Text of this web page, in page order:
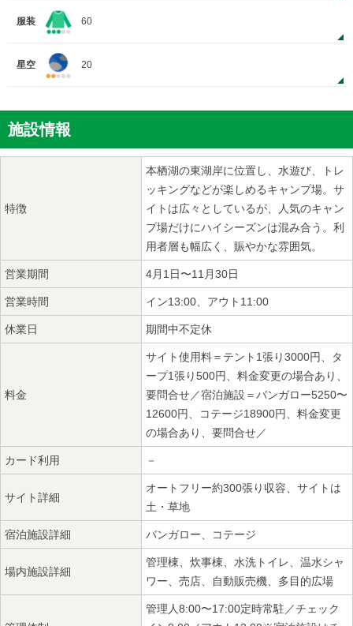
服装 60
星空 20
施設情報
特徴
本栖湖の東湖岸に位置し、水遊び、トレ
ッキングなどが楽しめるキャンプ場。サ
イトは広々としているが、人気のキャン
プ場だけにハイシーズンは混み合う。利
用者層も幅広く、賑やかな雰囲気。
営業期間 4月1日〜11月30日
営業時間 イン13:00、アウト11:00
休業日 期間中不定休
料金
サイト使用料＝テント1張り3000円、タ
ープ1張り500円、料金変更の場合あり、
要問合せ／宿泊施設＝バンガロー5250〜
12600円、コテージ18900円、料金変更
の場合あり、要問合せ／
カード利用 －
サイト詳細
オートフリー約300張り収容、サイトは
土・草地
宿泊施設詳細 バンガロー、コテージ
場内施設詳細
管理棟、炊事棟、水洗トイレ、温水シャ
ワー、売店、自動販売機、多目的広場
管理人8:00〜17:00定時常駐／チェック